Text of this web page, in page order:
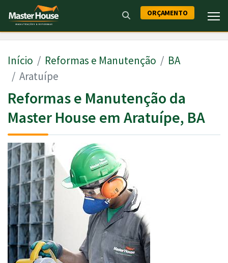
ORÇAMENTO
Início Reformas e Manutenção
BA
Aratuípe
Reformas e Manutenção da
Master House em Aratuípe, BA